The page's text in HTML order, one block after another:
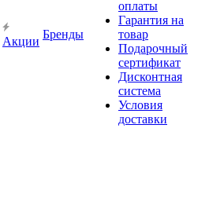
Акции
Бренды
оплаты
Гарантия на
товар
Подарочный
сертификат
Дисконтная
система
Условия
доставки